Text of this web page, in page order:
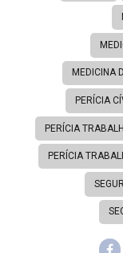
MEDICINA
PERÍCIA
PERÍCIA
PERÍCIA